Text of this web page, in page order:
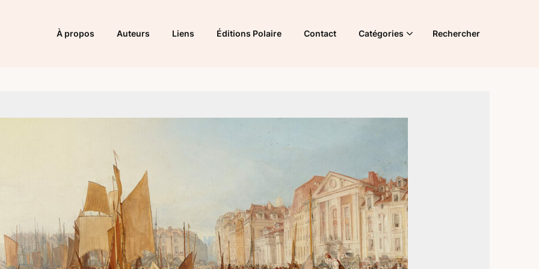
À propos Auteurs Liens Éditions Polaire Contact Catégories Rechercher